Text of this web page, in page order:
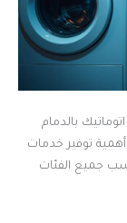
بالدمام
توفير خدمات
جميع الفئات